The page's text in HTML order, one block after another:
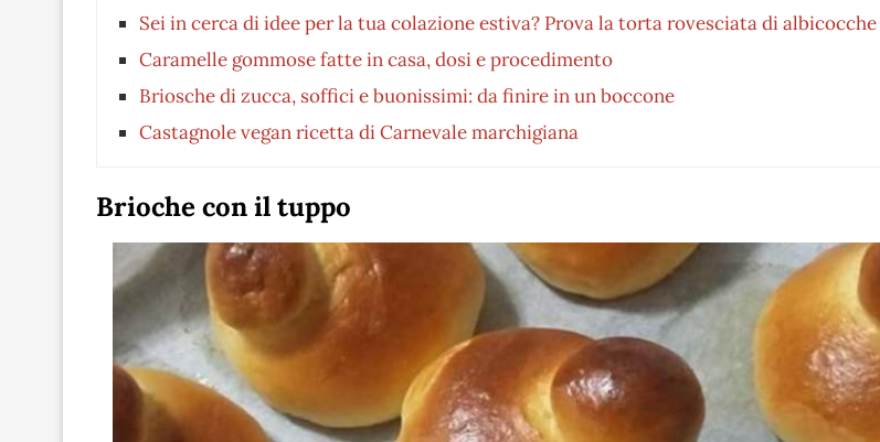
Sei in cerca di idee per la tua colazione estiva? Prova la torta rovesciata di albicocche
Caramelle gommose fatte in casa, dosi e procedimento
Briosche di zucca, soffici e buonissimi: da finire in un boccone
Castagnole vegan ricetta di Carnevale marchigiana
Brioche con il tuppo